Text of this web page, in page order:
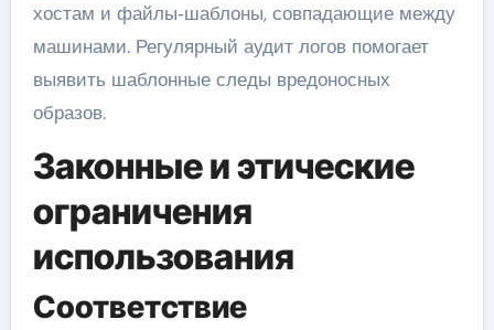
хостам и файлы‑шаблоны, совпадающие между
машинами. Регулярный аудит логов помогает
выявить шаблонные следы вредоносных
образов.
Законные и этические
ограничения
использования
Соответствие